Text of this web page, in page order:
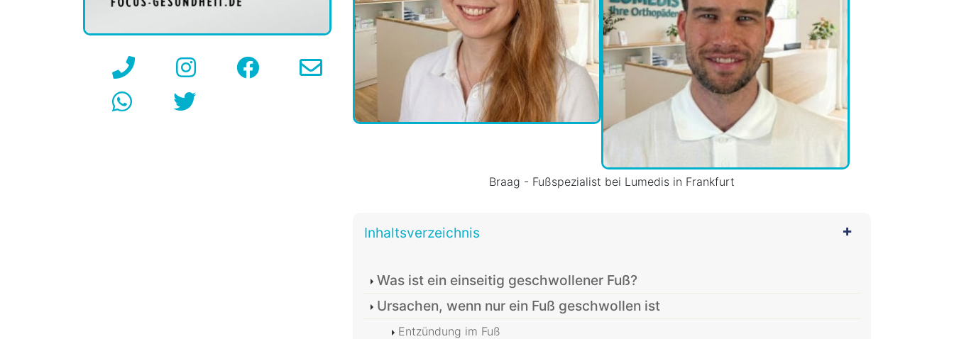
Braag - Fußspezialist bei Lumedis in Frankfurt
Inhaltsverzeichnis
Was ist ein einseitig geschwollener Fuß?
Ursachen, wenn nur ein Fuß geschwollen ist
Entzündung im Fuß